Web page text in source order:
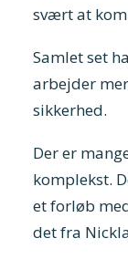
svært at
Samlet set
arbejder
sikkerhed.
Der er
komplekst.
et forløb
det fra